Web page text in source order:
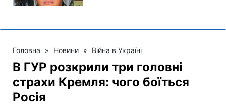
Головна » Новини » Війна в Україні
В ГУР розкрили три головні
страхи Кремля: чого боїться
Росія